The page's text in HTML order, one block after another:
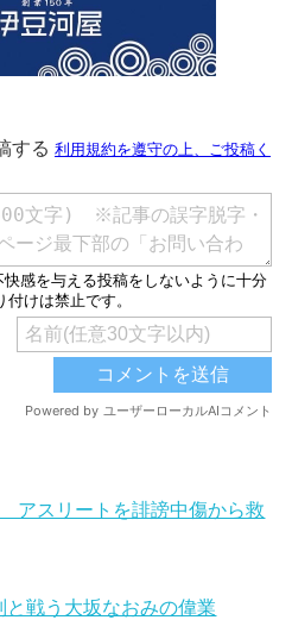
アスリートを誹謗中傷から救
戦う大坂なおみの偉業